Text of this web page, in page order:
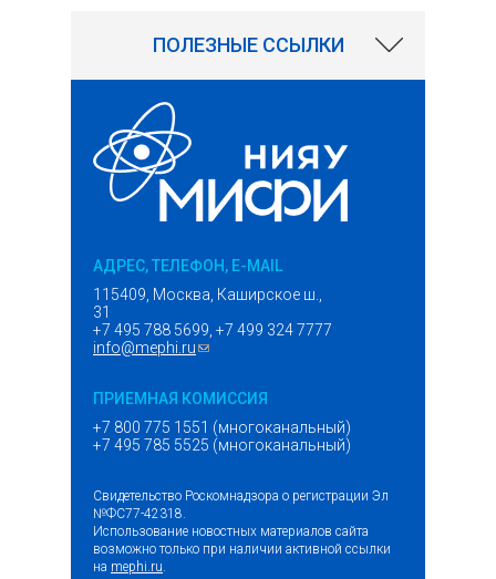
ПОЛЕЗНЫЕ ССЫЛКИ
АДРЕС, ТЕЛЕФОН, E-MAIL
115409, Москва, Каширское ш.,
31
+7 495 788 5699, +7 499 324 7777
info@mephi.ru(ссылка для отправки email)
ПРИЕМНАЯ КОМИССИЯ
+7 800 775 1551 (многоканальный)
+7 495 785 5525 (многоканальный)
Свидетельство Роскомнадзора о регистрации Эл
№ФС77-42318.
Использование новостных материалов сайта
возможно только при наличии активной ссылки
на mephi.ru